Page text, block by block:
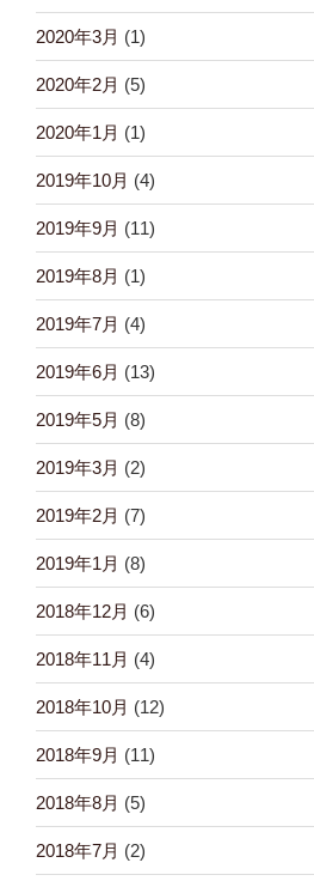
2020年3月 (1)
2020年2月 (5)
2020年1月 (1)
2019年10月 (4)
2019年9月 (11)
2019年8月 (1)
2019年7月 (4)
2019年6月 (13)
2019年5月 (8)
2019年3月 (2)
2019年2月 (7)
2019年1月 (8)
2018年12月 (6)
2018年11月 (4)
2018年10月 (12)
2018年9月 (11)
2018年8月 (5)
2018年7月 (2)